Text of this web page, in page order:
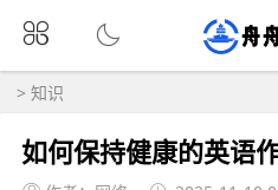
> 知识
如何保持健康的英语